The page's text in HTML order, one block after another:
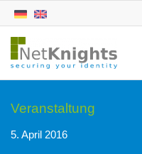
Veranstaltung
5. April 2016